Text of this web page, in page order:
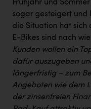
Frühjahr und
sogar gesteigert
die Situation hat sich
E-Bikes sind nach
Kunden wollen ein
dafür auszugeben
längerfristig – zum
Angeboten wie dem
der zinsenfreien